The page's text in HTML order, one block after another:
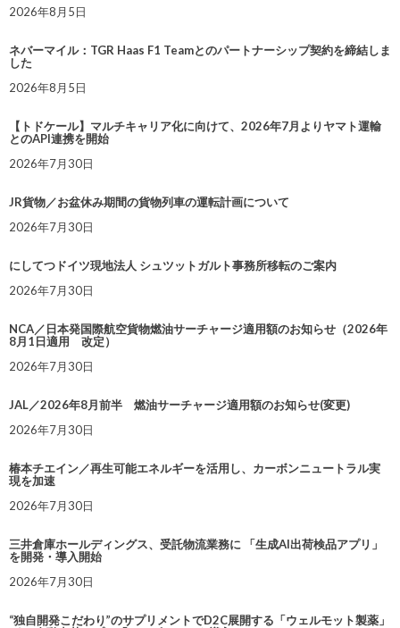
2026年8月5日
ネバーマイル：TGR Haas F1 Teamとのパートナーシップ契約を締結しま
した
2026年8月5日
【トドケール】マルチキャリア化に向けて、2026年7月よりヤマト運輸
とのAPI連携を開始
2026年7月30日
JR貨物／お盆休み期間の貨物列車の運転計画について
2026年7月30日
にしてつドイツ現地法人 シュツットガルト事務所移転のご案内
2026年7月30日
NCA／日本発国際航空貨物燃油サーチャージ適用額のお知らせ（2026年
8月1日適用 改定）
2026年7月30日
JAL／2026年8月前半 燃油サーチャージ適用額のお知らせ(変更)
2026年7月30日
椿本チエイン／再生可能エネルギーを活用し、カーボンニュートラル実
現を加速
2026年7月30日
三井倉庫ホールディングス、受託物流業務に 「生成AI出荷検品アプリ」
を開発・導入開始
2026年7月30日
“独自開発こだわり”のサプリメントでD2C展開する「ウェルモット製薬」